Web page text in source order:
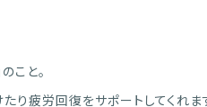
こと。
り疲労回復をサポートしてくれま